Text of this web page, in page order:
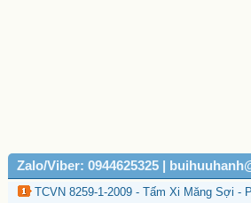
Zalo/Viber: 0944625325 |
TCVN 8259-1-2009 - Tấm Xi Măng Sợi